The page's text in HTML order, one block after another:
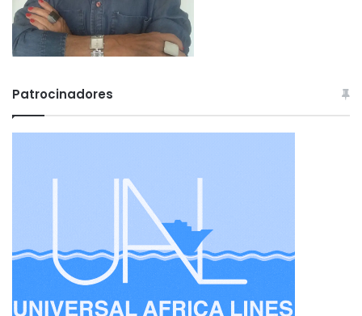
Patrocinadores